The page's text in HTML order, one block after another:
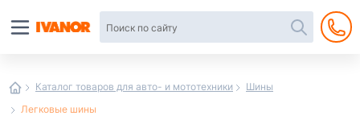
Каталог товаров для авто- и мототехники
Шины
Легковые шины
интернет-